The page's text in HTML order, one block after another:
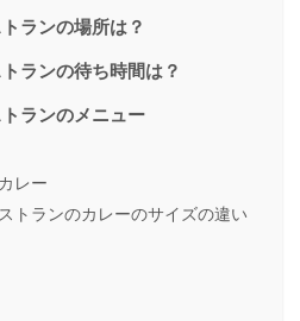
ランの場所は？
ランの待ち時間は？
ランのメニュー
レー
トランのカレーのサイズの違い